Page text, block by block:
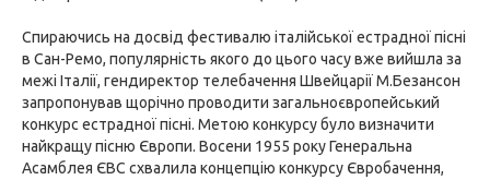
Спираючись на досвід фестивалю італійської естрадної пісні
в Сан-Ремо, популярність якого до цього часу вже вийшла за
межі Італії, гендиректор телебачення Швейцарії М.Безансон
запропонував щорічно проводити загальноєвропейський
конкурс естрадної пісні. Метою конкурсу було визначити
найкращу пісню Європи. Восени 1955 року Генеральна
Асамблея ЄВС схвалила концепцію конкурсу Євробачення,